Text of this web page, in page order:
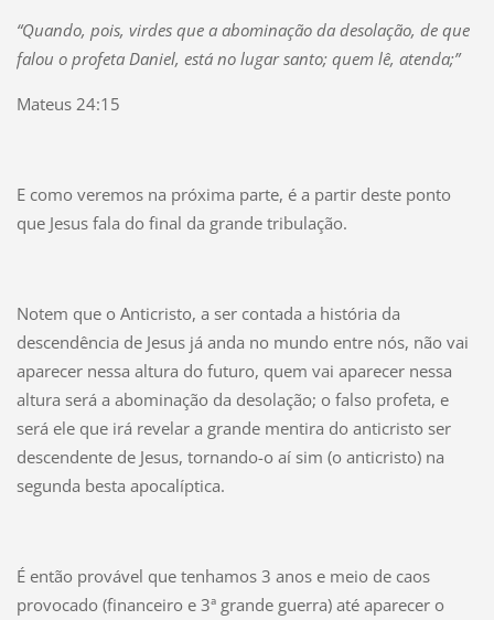
“Quando, pois, virdes que a abominação da desolação, de que
falou o profeta Daniel, está no lugar santo; quem lê, atenda;”
Mateus 24:15
E como veremos na próxima parte, é a partir deste ponto
que Jesus fala do final da grande tribulação.
Notem que o Anticristo, a ser contada a história da
descendência de Jesus já anda no mundo entre nós, não vai
aparecer nessa altura do futuro, quem vai aparecer nessa
altura será a abominação da desolação; o falso profeta, e
será ele que irá revelar a grande mentira do anticristo ser
descendente de Jesus, tornando-o aí sim (o anticristo) na
segunda besta apocalíptica.
É então provável que tenhamos 3 anos e meio de caos
provocado (financeiro e 3ª grande guerra) até aparecer o